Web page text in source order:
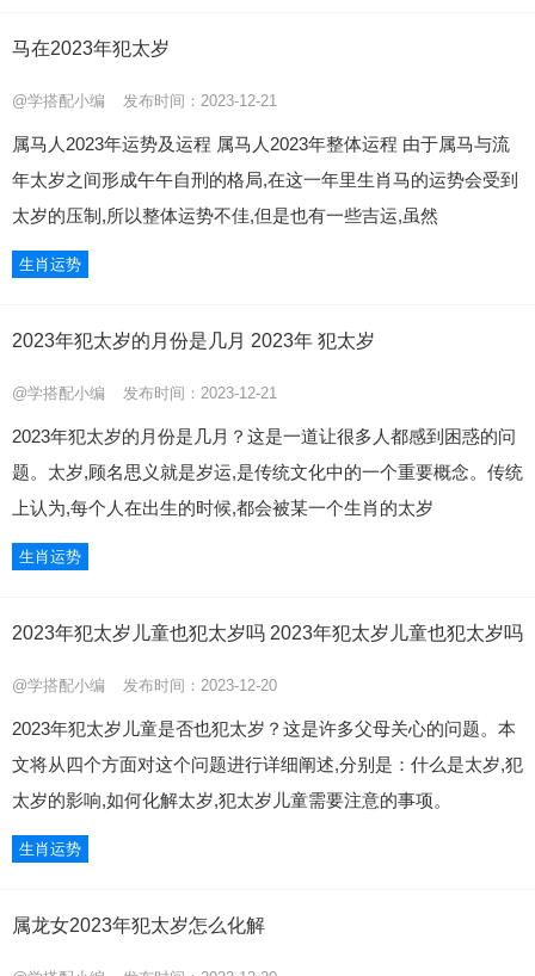
马在2023年犯太岁
@学搭配小编 发布时间：2023-12-21
属马人2023年运势及运程 属马人2023年整体运程 由于属马与流
年太岁之间形成午午自刑的格局,在这一年里生肖马的运势会受到
太岁的压制,所以整体运势不佳,但是也有一些吉运,虽然
生肖运势
2023年犯太岁的月份是几月 2023年 犯太岁
@学搭配小编 发布时间：2023-12-21
2023年犯太岁的月份是几月？这是一道让很多人都感到困惑的问
题。太岁,顾名思义就是岁运,是传统文化中的一个重要概念。传统
上认为,每个人在出生的时候,都会被某一个生肖的太岁
生肖运势
2023年犯太岁儿童也犯太岁吗 2023年犯太岁儿童也犯太岁吗
@学搭配小编 发布时间：2023-12-20
2023年犯太岁儿童是否也犯太岁？这是许多父母关心的问题。本
文将从四个方面对这个问题进行详细阐述,分别是：什么是太岁,犯
太岁的影响,如何化解太岁,犯太岁儿童需要注意的事项。
生肖运势
属龙女2023年犯太岁怎么化解